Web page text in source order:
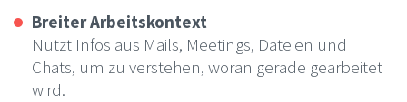
Breiter Arbeitskontext
Nutzt Infos aus Mails, Meetings, Dateien und
Chats, um zu verstehen, woran gerade gearbeitet
wird.